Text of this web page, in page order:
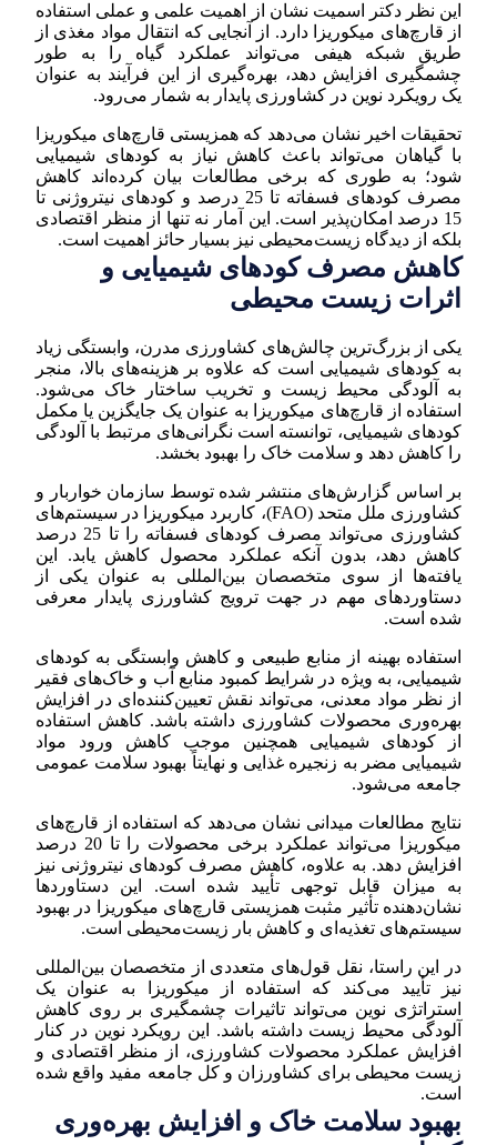
این نظر دکتر اسمیت نشان از اهمیت علمی و عملی استفاده
از قارچ‌های میکوریزا دارد. از آنجایی که انتقال مواد مغذی از
طریق شبکه هیفی می‌تواند عملکرد گیاه را به طور
چشمگیری افزایش دهد، بهره‌گیری از این فرآیند به عنوان
یک رویکرد نوین در کشاورزی پایدار به شمار می‌رود.
تحقیقات اخیر نشان می‌دهد که همزیستی قارچ‌های میکوریزا
با گیاهان می‌تواند باعث کاهش نیاز به کودهای شیمیایی
شود؛ به طوری که برخی مطالعات بیان کرده‌اند کاهش
مصرف کودهای فسفاته تا 25 درصد و کودهای نیتروژنی تا
15 درصد امکان‌پذیر است. این آمار نه تنها از منظر اقتصادی
بلکه از دیدگاه زیست‌محیطی نیز بسیار حائز اهمیت است.
کاهش مصرف کودهای شیمیایی و
اثرات زیست محیطی
یکی از بزرگ‌ترین چالش‌های کشاورزی مدرن، وابستگی زیاد
به کودهای شیمیایی است که علاوه بر هزینه‌های بالا، منجر
به آلودگی محیط زیست و تخریب ساختار خاک می‌شود.
استفاده از قارچ‌های میکوریزا به عنوان یک جایگزین یا مکمل
کودهای شیمیایی، توانسته است نگرانی‌های مرتبط با آلودگی
را کاهش دهد و سلامت خاک را بهبود بخشد.
بر اساس گزارش‌های منتشر شده توسط سازمان خواربار و
کشاورزی ملل متحد (FAO)، کاربرد میکوریزا در سیستم‌های
کشاورزی می‌تواند مصرف کودهای فسفاته را تا 25 درصد
کاهش دهد، بدون آنکه عملکرد محصول کاهش یابد. این
یافته‌ها از سوی متخصصان بین‌المللی به عنوان یکی از
دستاوردهای مهم در جهت ترویج کشاورزی پایدار معرفی
شده است.
استفاده بهینه از منابع طبیعی و کاهش وابستگی به کودهای
شیمیایی، به ویژه در شرایط کمبود منابع آب و خاک‌های فقیر
از نظر مواد معدنی، می‌تواند نقش تعیین‌کننده‌ای در افزایش
بهره‌وری محصولات کشاورزی داشته باشد. کاهش استفاده
از کودهای شیمیایی همچنین موجب کاهش ورود مواد
شیمیایی مضر به زنجیره غذایی و نهایتاً بهبود سلامت عمومی
جامعه می‌شود.
نتایج مطالعات میدانی نشان می‌دهد که استفاده از قارچ‌های
میکوریزا می‌تواند عملکرد برخی محصولات را تا 20 درصد
افزایش دهد. به علاوه، کاهش مصرف کودهای نیتروژنی نیز
به میزان قابل توجهی تأیید شده است. این دستاوردها
نشان‌دهنده تأثیر مثبت همزیستی قارچ‌های میکوریزا در بهبود
سیستم‌های تغذیه‌ای و کاهش بار زیست‌محیطی است.
در این راستا، نقل قول‌های متعددی از متخصصان بین‌المللی
نیز تأیید می‌کند که استفاده از میکوریزا به عنوان یک
استراتژی نوین می‌تواند تاثیرات چشمگیری بر روی کاهش
آلودگی محیط زیست داشته باشد. این رویکرد نوین در کنار
افزایش عملکرد محصولات کشاورزی، از منظر اقتصادی و
زیست محیطی برای کشاورزان و کل جامعه مفید واقع شده
است.
بهبود سلامت خاک و افزایش بهره‌وری